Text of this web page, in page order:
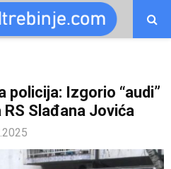
policija: Izgorio “audi”
Slađana Jovića